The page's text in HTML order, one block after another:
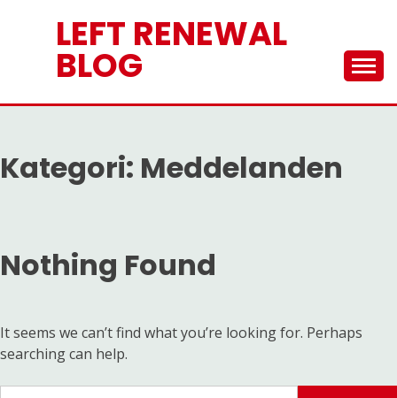
LEFT RENEWAL
BLOG
Kategori: Meddelanden
Nothing Found
It seems we can’t find what you’re looking for. Perhaps
searching can help.